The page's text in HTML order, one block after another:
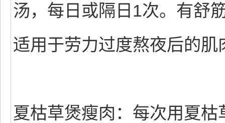
汤，每日或隔日1次。有舒
适用于劳力过度熬夜后的
夏枯草煲瘦肉：每次用夏